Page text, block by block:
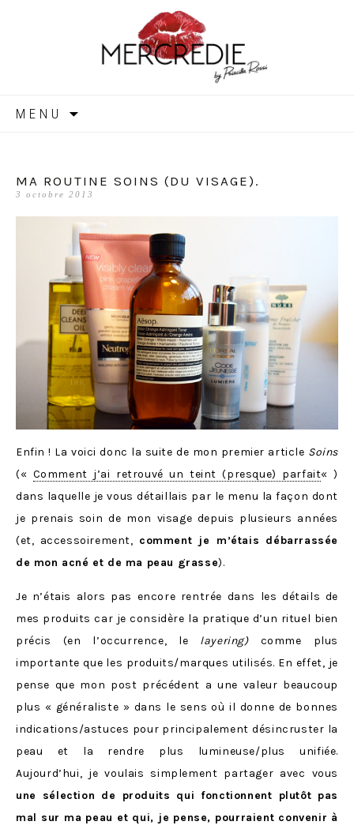
MERCREDIE
MENU
MA ROUTINE SOINS (DU VISAGE).
3 octobre 2013
Enfin ! La voici donc la suite de mon premier article Soins
(« Comment j’ai retrouvé un teint (presque) parfait« )
dans laquelle je vous détaillais par le menu la façon dont
je prenais soin de mon visage depuis plusieurs années
(et, accessoirement, comment je m’étais débarrassée
de mon acné et de ma peau grasse).
Je n’étais alors pas encore rentrée dans les détails de
mes produits car je considère la pratique d’un rituel bien
précis (en l’occurrence, le layering)comme plus
importante que les produits/marques utilisés. En effet, je
pense que mon post précédent a une valeur beaucoup
plus « généraliste » dans le sens où il donne de bonnes
indications/astuces pour principalement désincruster la
peau et la rendre plus lumineuse/plus unifiée.
Aujourd’hui, je voulais simplement partager avec vous
une sélection de produits qui fonctionnent plutôt pas
mal sur ma peau et qui, je pense, pourraient convenir à